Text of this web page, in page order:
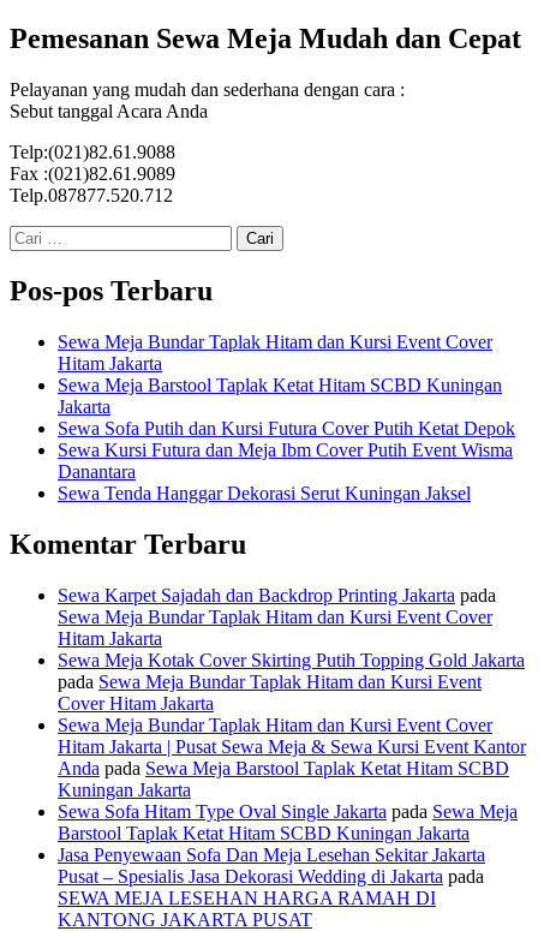
Pemesanan Sewa Meja Mudah dan Cepat
Pelayanan yang mudah dan sederhana dengan cara :
Sebut tanggal Acara Anda
Telp:(021)82.61.9088
Fax :(021)82.61.9089
Telp.087877.520.712
Cari
untuk:
Pos-pos Terbaru
Sewa Meja Bundar Taplak Hitam dan Kursi Event Cover
Hitam Jakarta
Sewa Meja Barstool Taplak Ketat Hitam SCBD Kuningan
Jakarta
Sewa Sofa Putih dan Kursi Futura Cover Putih Ketat Depok
Sewa Kursi Futura dan Meja Ibm Cover Putih Event Wisma
Danantara
Sewa Tenda Hanggar Dekorasi Serut Kuningan Jaksel
Komentar Terbaru
Sewa Karpet Sajadah dan Backdrop Printing Jakarta pada
Sewa Meja Bundar Taplak Hitam dan Kursi Event Cover
Hitam Jakarta
Sewa Meja Kotak Cover Skirting Putih Topping Gold Jakarta
pada Sewa Meja Bundar Taplak Hitam dan Kursi Event
Cover Hitam Jakarta
Sewa Meja Bundar Taplak Hitam dan Kursi Event Cover
Hitam Jakarta | Pusat Sewa Meja & Sewa Kursi Event Kantor
Anda pada Sewa Meja Barstool Taplak Ketat Hitam SCBD
Kuningan Jakarta
Sewa Sofa Hitam Type Oval Single Jakarta pada Sewa Meja
Barstool Taplak Ketat Hitam SCBD Kuningan Jakarta
Jasa Penyewaan Sofa Dan Meja Lesehan Sekitar Jakarta
Pusat – Spesialis Jasa Dekorasi Wedding di Jakarta pada
SEWA MEJA LESEHAN HARGA RAMAH DI
KANTONG JAKARTA PUSAT